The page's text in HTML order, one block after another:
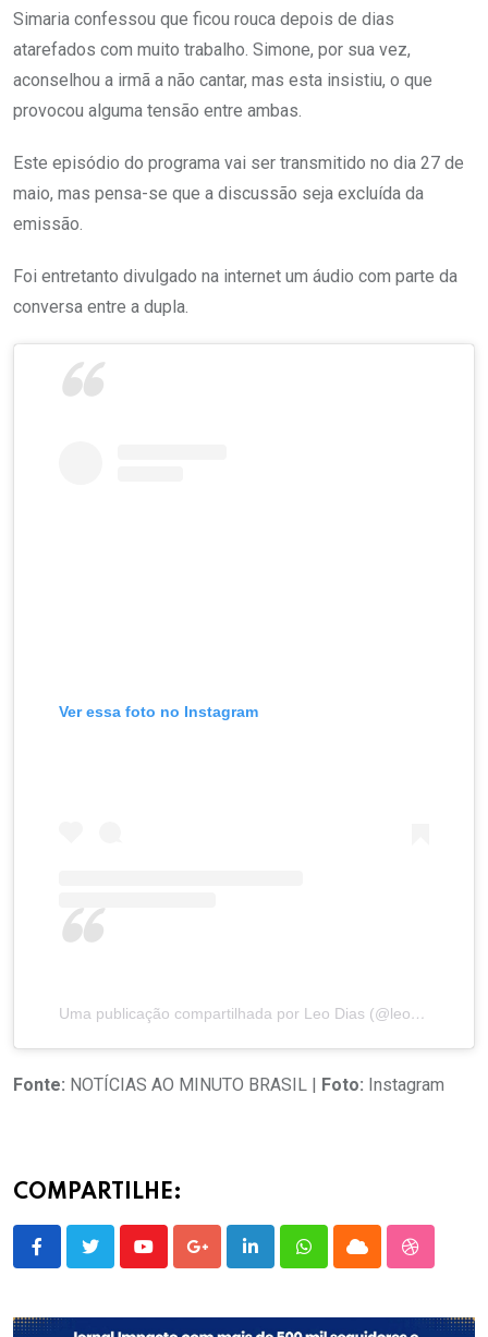
Simaria confessou que ficou rouca depois de dias
atarefados com muito trabalho. Simone, por sua vez,
aconselhou a irmã a não cantar, mas esta insistiu, o que
provocou alguma tensão entre ambas.
Este episódio do programa vai ser transmitido no dia 27 de
maio, mas pensa-se que a discussão seja excluída da
emissão.
Foi entretanto divulgado na internet um áudio com parte da
conversa entre a dupla.
Ver essa foto no Instagram
Uma publicação compartilhada por Leo Dias (@leodias)
Fonte: NOTÍCIAS AO MINUTO BRASIL | Foto: Instagram
COMPARTILHE:
YoutubeGoogle+LinkedInWhatsappCloud